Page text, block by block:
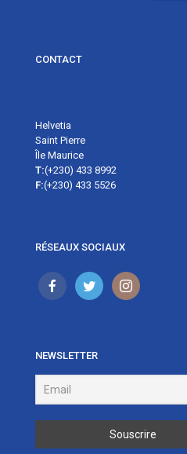
CONTACT
Helvetia
Saint Pierre
Île Maurice
T:(+230) 433 8992
F:(+230) 433 5526
RÉSEAUX SOCIAUX
NEWSLETTER